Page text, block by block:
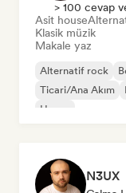
> 100 cevap
Asit house
Klasik müzik
Makale yaz
Alternatif rock
Ticari/Ana Akım
House
N3UX